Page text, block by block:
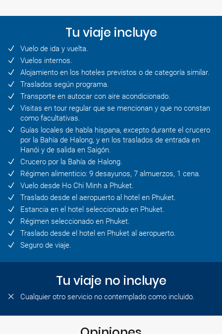
Tu viaje incluye
Vuelo de ida y vuelta.
Vuelos internos.
Alojamiento en los hoteles previstos o de categoría similar.
Traslados según programa.
Transporte en autocar con aire acondicionado.
Visitas en tour regular que se mencionan y que no constan
como facultativas.
Guías locales de habla hispana, excepto durante el crucero
por la Bahía de Halong, y en los traslados de entrada en
Hanói y de salida en Saigón.
Crucero por la Bahía de Halong.
Régimen alimenticio: 9 desayunos, 7 almuerzos, 1 cena.
Vuelo desde Ho Chi Minh a Phuket.
Traslado desde el aeropuerto al hotel en Phuket.
Estancia en el hotel seleccionado en Phuket.
Régimen seleccionado en Phuket.
Traslado desde el hotel en Phuket al aeropuerto.
Seguro de viaje.
Tu viaje no incluye
Cualquier otro servicio no contemplado como incluido.